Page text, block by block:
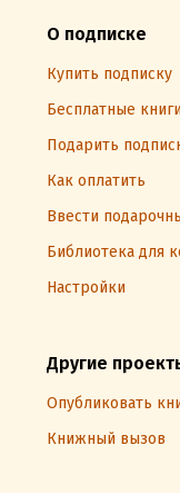
О подписке
Купить подписку
Бесплатные книги
Подарить
Как оплатить
Ввести
Библиотека для
Настройки
Другие
Опубликовать
Книжный вызов